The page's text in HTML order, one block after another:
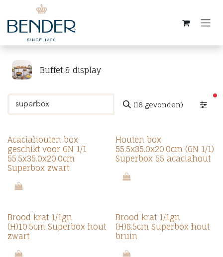
Overslaan naar inhoud
Buffet & display
(16 gevonden)
Acaciahouten box
geschikt voor GN 1/1
55.5x35.0x20.0cm
Superbox zwart
Houten box
55.5x35.0x20.0cm (GN 1/1)
Superbox 55 acaciahout
Brood krat 1/1gn
(H)10.5cm Superbox hout
zwart
Brood krat 1/1gn
(H)8.5cm Superbox hout
bruin